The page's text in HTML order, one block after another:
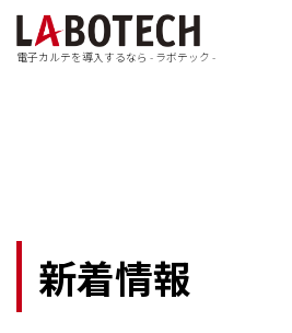
content
電子カルテを導入するなら - ラボテック -
新着情報